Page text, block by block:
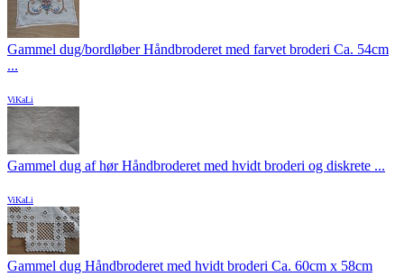
Gammel dug/bordløber Håndbroderet med farvet broderi Ca. 54cm
...
ViKaLi
Gammel dug af hør Håndbroderet med hvidt broderi og diskrete ...
ViKaLi
Gammel dug Håndbroderet med hvidt broderi Ca. 60cm x 58cm